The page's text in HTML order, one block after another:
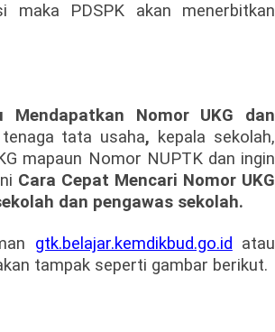
maka PDSPK akan menerbitkan
Mendapatkan Nomor UKG dan
tata usaha, kepala sekolah,
mapaun Nomor NUPTK dan ingin
Cara Cepat Mencari Nomor UKG
dan pengawas sekolah.
gtk.belajar.kemdikbud.go.id atau
tampak seperti gambar berikut.